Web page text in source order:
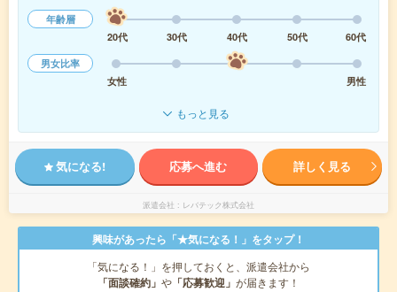
年齢層
20代
30代 40代 50代
60代
男女比率
女性
男性
もっと見る
気になる! 応募へ進む 詳しく見る
派遣会社 レバテック株式会社
興味があったら「★気になる！」をタップ！
「気になる！」を押しておくと、派遣会社から
「面談確約」 や 「応募歓迎」 が届きます！